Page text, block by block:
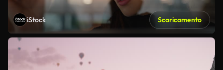
iStock Scaricamento